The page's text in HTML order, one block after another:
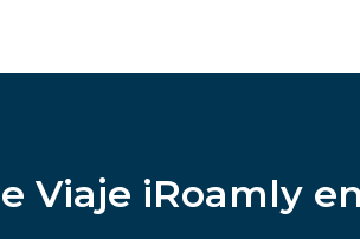
Viaje iRoamly